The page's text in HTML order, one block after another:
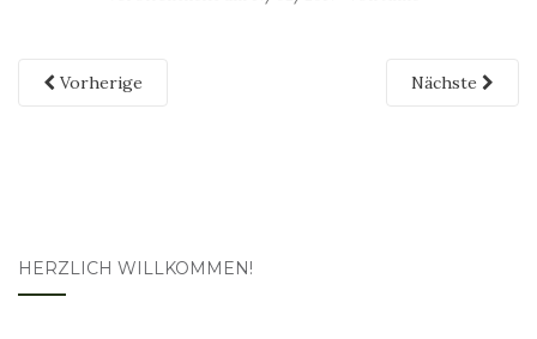
Vorherige Nächste
HERZLICH WILLKOMMEN!